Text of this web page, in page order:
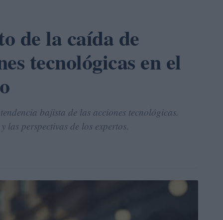
de la caída de
tecnológicas en el
bajista de las acciones tecnológicas.
las perspectivas de los expertos.